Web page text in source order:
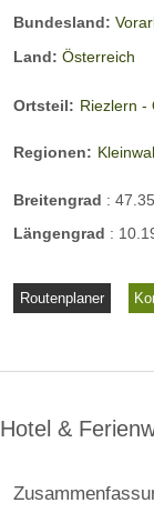
Bundesland:
Land: Österreich
Ortsteil: Riezlern -
Regionen:
Breitengrad :
Längengrad :
Routenplaner
Hotel &